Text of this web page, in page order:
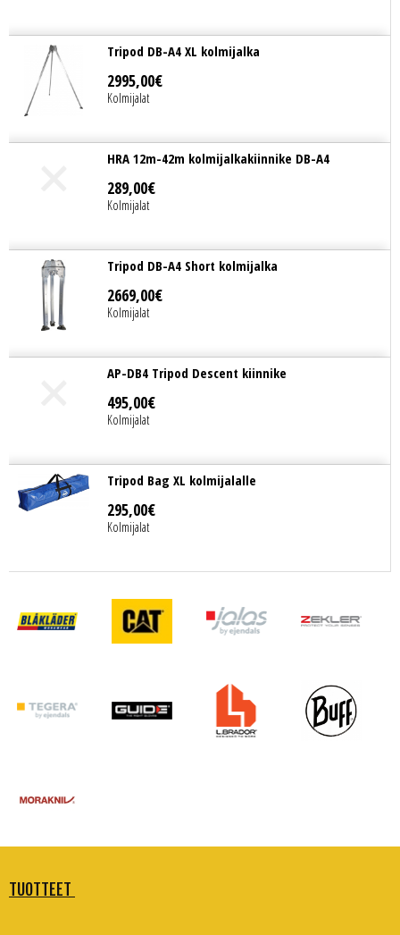
Tripod DB-A4 XL kolmijalka
2995,00€
Kolmijalat
HRA 12m-42m kolmijalkakiinnike DB-A4
289,00€
Kolmijalat
Tripod DB-A4 Short kolmijalka
2669,00€
Kolmijalat
AP-DB4 Tripod Descent kiinnike
495,00€
Kolmijalat
Tripod Bag XL kolmijalalle
295,00€
Kolmijalat
TUOTTEET